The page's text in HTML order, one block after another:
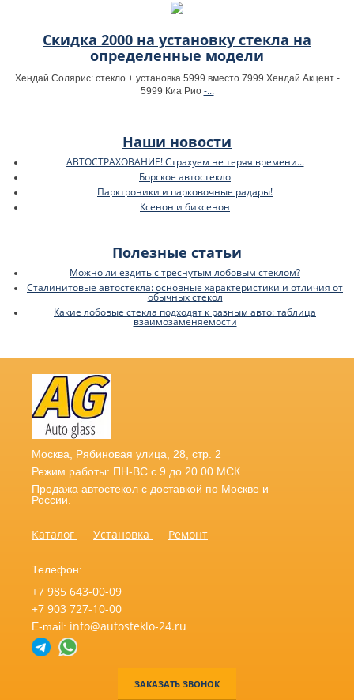
Скидка 2000 на установку стекла на
определенные модели
Хендай Солярис: стекло + установка 5999 вместо 7999 Хендай Акцент -
5999 Киа Рио -...
Наши новости
АВТОСТРАХОВАНИЕ! Страхуем не теряя времени...
Борское автостекло
Парктроники и парковочные радары!
Ксенон и биксенон
Полезные статьи
Можно ли ездить с треснутым лобовым стеклом?
Сталинитовые автостекла: основные характеристики и отличия от
обычных стекол
Какие лобовые стекла подходят к разным авто: таблица
взаимозаменяемости
Москва, Рябиновая улица, 28, стр. 2
Режим работы: ПН-ВС с 9 до 20.00 МСК
Продажа автостекол с доставкой по Москве и
России.
Каталог Установка Ремонт
Телефон:
+7 985 643-00-09
+7 903 727-10-00
E-mail: info@autosteklo-24.ru
ЗАКАЗАТЬ ЗВОНОК